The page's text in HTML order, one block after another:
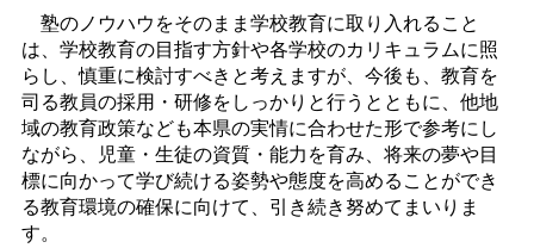
塾のノウハウをそのまま学校教育に取り入れること
は、学校教育の目指す方針や各学校のカリキュラムに照
らし、慎重に検討すべきと考えますが、今後も、教育を
司る教員の採用・研修をしっかりと行うとともに、他地
域の教育政策なども本県の実情に合わせた形で参考にし
ながら、児童・生徒の資質・能力を育み、将来の夢や目
標に向かって学び続ける姿勢や態度を高めることができ
る教育環境の確保に向けて、引き続き努めてまいりま
す。